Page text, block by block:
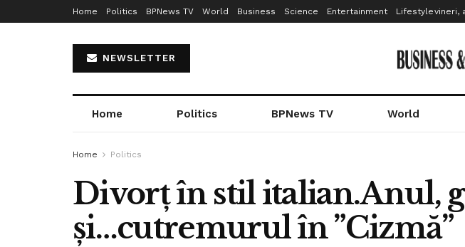
Home Politics BPNews TV World Business Science Entertainment Lifestylevineri,
NEWSLETTER
Home Politics BPNews TV World
Home Politics
Divorț în stil italian.Anul,
și…cutremurul în ”Cizmă”